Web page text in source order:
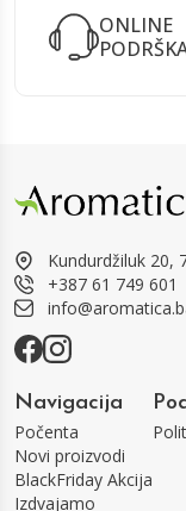
ONLINE
Kundurdžiluk 20,
+387 61 749 601
Navigacija
Počenta
Novi proizvodi
BlackFriday Akcija
Izdvajamo